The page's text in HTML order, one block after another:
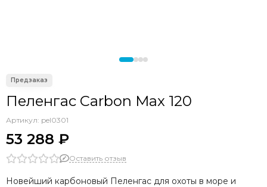
Пеленгас Carbon Max 120
Артикул: pel0301
53 288 ₽
Оставить отзыв
Новейший карбоновый Пеленгас для охоты в море и